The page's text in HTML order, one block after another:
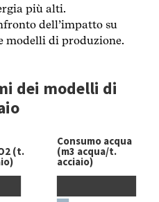
più alti.
dell’impatto su
modelli di produzione.